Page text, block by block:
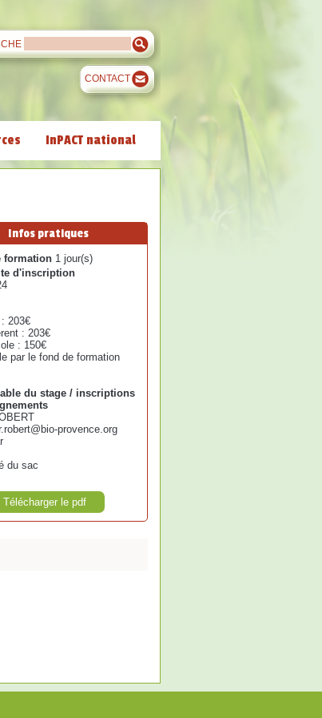
CONTACT
InPACT national
Infos pratiques
formation 1 jour(s)
d'inscription
203€
: 203€
: 150€
par le fond de formation
du stage / inscriptions
provence.org
du sac
Télécharger le pdf